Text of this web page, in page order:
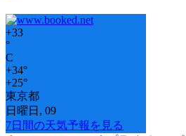
+33
°
C
+34°
+25°
東京都
日曜日, 09
7日間の天気予報を見る